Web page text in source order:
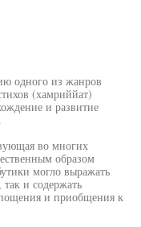
одного из жанров
(хамриййат)
и развитие
во многих
образом
могло выражать
и содержать
и приобщения к